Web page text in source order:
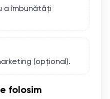
a îmbunătăți
(opțional).
folosim